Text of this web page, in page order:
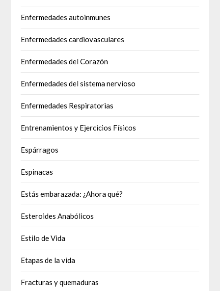
Enfermedades autoinmunes
Enfermedades cardiovasculares
Enfermedades del Corazón
Enfermedades del sistema nervioso
Enfermedades Respiratorias
Entrenamientos y Ejercicios Físicos
Espárragos
Espinacas
Estás embarazada: ¿Ahora qué?
Esteroides Anabólicos
Estilo de Vida
Etapas de la vida
Fracturas y quemaduras